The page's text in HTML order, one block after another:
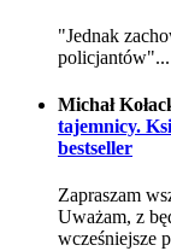
"Jednak
policjantów"...
Michał
tajemnicy.
bestseller
Zapraszam
Uważam, z
wcześniejsze